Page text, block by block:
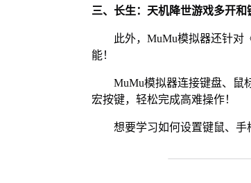
三、长生：天机降世游戏多开
此外，MuMu模拟器还针对
能！
MuMu模拟器连接键盘、鼠
宏按键，轻松完成高难操作！
想要学习如何设置键鼠、手